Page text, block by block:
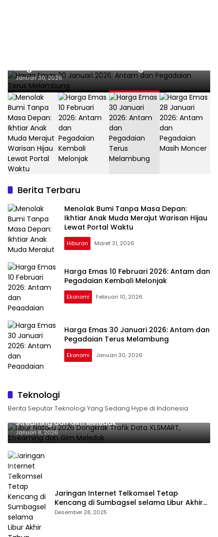
Januari 30, 2026
Berita Terbaru
Menolak Bumi Tanpa Masa Depan:
Ikhtiar Anak Muda Merajut Warisan Hijau
Lewat Portal Waktu
Hiburan Maret 31, 2026
Harga Emas 10 Februari 2026: Antam dan
Pegadaian Kembali Melonjak
Ekonomi Februari 10, 2026
Harga Emas 30 Januari 2026: Antam dan
Pegadaian Terus Melambung
Ekonomi Januari 30, 2026
Kronik
Teknologi
Berita Seputar Teknologi Yang Sedang Hype di Indonesia
Libur Nataru 2026 Dongkrak Trafik Data XLSMART,
Streaming dan Gim Meledak
Januari 8, 2026
Jaringan Internet Telkomsel Tetap
Kencang di Sumbagsel selama Libur Akhir
Tahun 2025
Desember 28, 2025